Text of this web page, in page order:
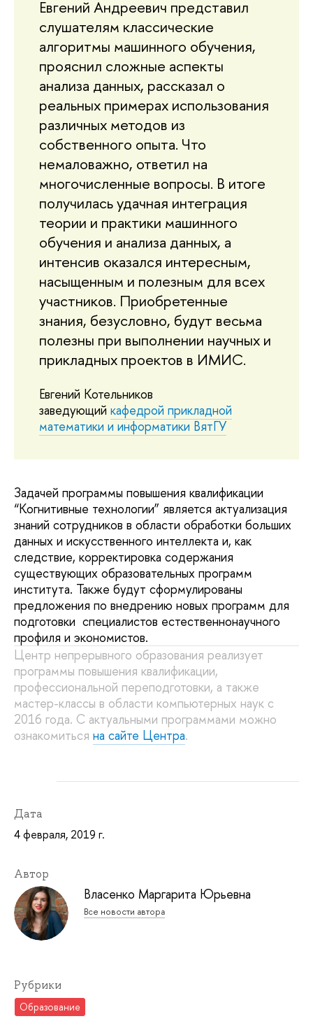
Евгений Андреевич представил
слушателям классические
алгоритмы машинного обучения,
прояснил сложные аспекты
анализа данных, рассказал о
реальных примерах использования
различных методов из
собственного опыта. Что
немаловажно, ответил на
многочисленные вопросы. В итоге
получилась удачная интеграция
теории и практики машинного
обучения и анализа данных, а
интенсив оказался интересным,
насыщенным и полезным для всех
участников. Приобретенные
знания, безусловно, будут весьма
полезны при выполнении научных и
прикладных проектов в ИМИС.
Евгений Котельников
заведующий кафедрой прикладной
математики и информатики ВятГУ
Задачей программы повышения квалификации
“Когнитивные технологии” является актуализация
знаний сотрудников в области обработки больших
данных и искусственного интеллекта и, как
следствие, корректировка содержания
существующих образовательных программ
института. Также будут сформулированы
предложения по внедрению новых программ для
подготовки специалистов естественнонаучного
профиля и экономистов.
Центр непрерывного образования реализует
программы повышения квалификации,
профессиональной переподготовки, а также
мастер-классы в области компьютерных наук с
2016 года. С актуальными программами можно
ознакомиться на сайте Центра.
Дата
4 февраля, 2019 г.
Автор
Власенко Маргарита Юрьевна
Все новости автора
Рубрики
Образование